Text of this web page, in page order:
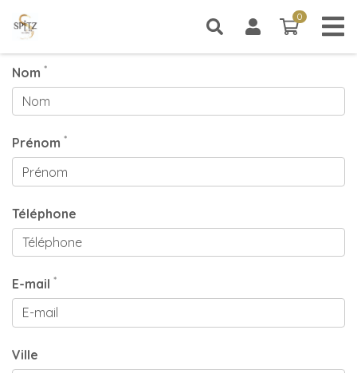
0
0 article
CONTACT
Nom *
Prénom *
Téléphone
E-mail *
Ville